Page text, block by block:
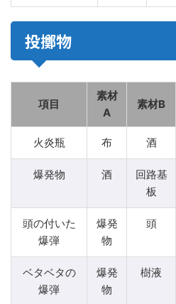
投擲物
項目
素材
A
素材B
火炎瓶 布 酒
爆発物 酒
回路基
板
頭の付いた
爆弾
爆発
物
頭
ベタベタの
爆弾
爆発
物
樹液